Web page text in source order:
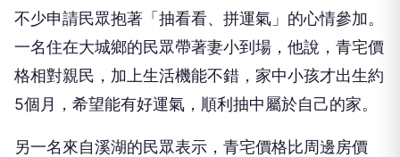
不少申請民眾抱著「抽看看、拼運氣」的心情參加。
一名住在大城鄉的民眾帶著妻小到場，他說，青宅價
格相對親民，加上生活機能不錯，家中小孩才出生約
5個月，希望能有好運氣，順利抽中屬於自己的家。
另一名來自溪湖的民眾表示，青宅價格比周邊房價